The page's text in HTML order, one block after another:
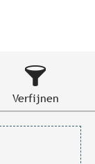
Verfijnen